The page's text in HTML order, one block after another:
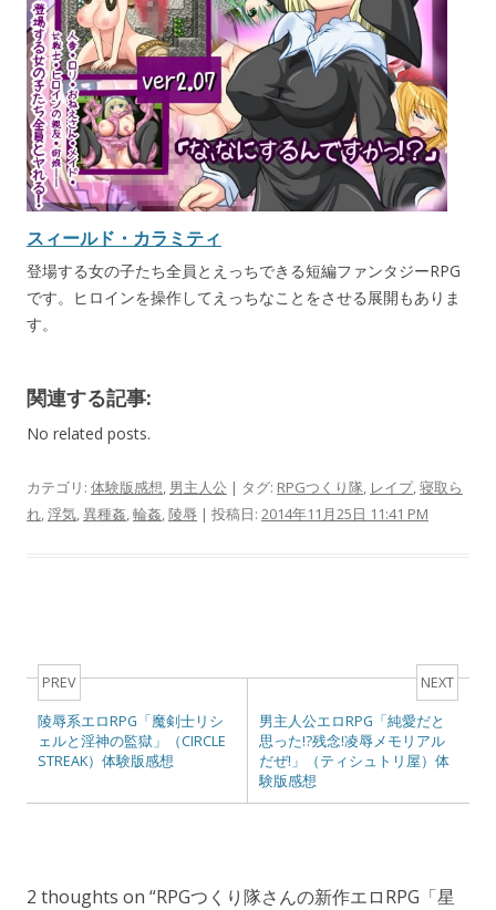
スィールド・カラミティ
登場する女の子たち全員とえっちできる短編ファンタジーRPG
です。ヒロインを操作してえっちなことをさせる展開もありま
す。
関連する記事:
No related posts.
カテゴリ: 体験版感想 男主人公 | タグ: RPGつくり隊 レイプ, 寝取ら
れ 浮気 異種姦 輪姦 陵辱 | 投稿日: 2014年11月25日 11:41 PM
PREV
陵辱系エロRPG「魔剣士リシ
ェルと淫神の監獄」（CIRCLE
STREAK）体験版感想
NEXT
男主人公エロRPG「純愛だと
思った!?残念!凌辱メモリアル
だぜ!」（ティシュトリ屋）体
験版感想
2 thoughts on “RPGつくり隊さんの新作エロRPG「星